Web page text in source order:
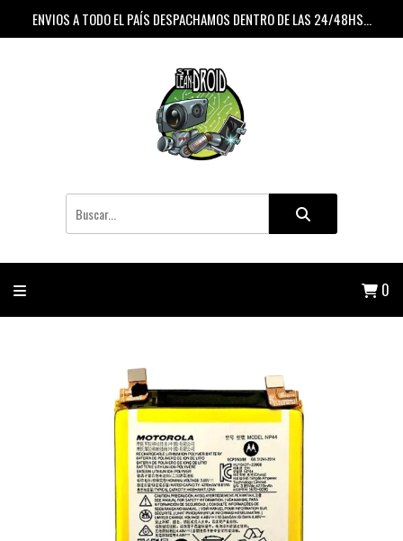
ENVIOS A TODO EL PAÍS DESPACHAMOS DENTRO DE LAS 24/48HS...
0